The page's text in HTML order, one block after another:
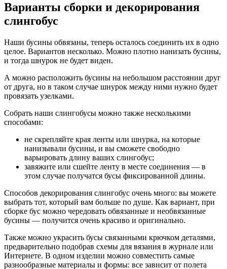
Варианты сборки и декорирования
слингобус
Наши бусины обвязаны, теперь осталось соединить их в одно
целое. Вариантов несколько. Можно плотно нанизать бусины,
и тогда шнурок не будет виден.
А можно расположить бусины на небольшом расстоянии друг
от друга, но в таком случае шнурок между ними нужно будет
провязать узелками.
Собрать наши слингобусы можно также несколькими
способами:
не скрепляйте края ленты или шнурка, на которые
нанизывали бусины, и вы сможете свободно
варьировать длину ваших слингобус;
завяжите или сшейте ленту в месте соединения — в
этом случае получатся бусы фиксированной длины.
Способов декорирования слингобус очень много: вы можете
выбрать тот, который вам больше по душе. Как вариант, при
сборке бус можно чередовать обвязанные и необвязанные
бусины — получится очень красиво и оригинально.
Также можно украсить бусы связанными крючком деталями,
предварительно подобрав схемы для вязания в журнале или
Интернете. В одном изделии можно совместить самые
разнообразные материалы и формы: все зависит от полета